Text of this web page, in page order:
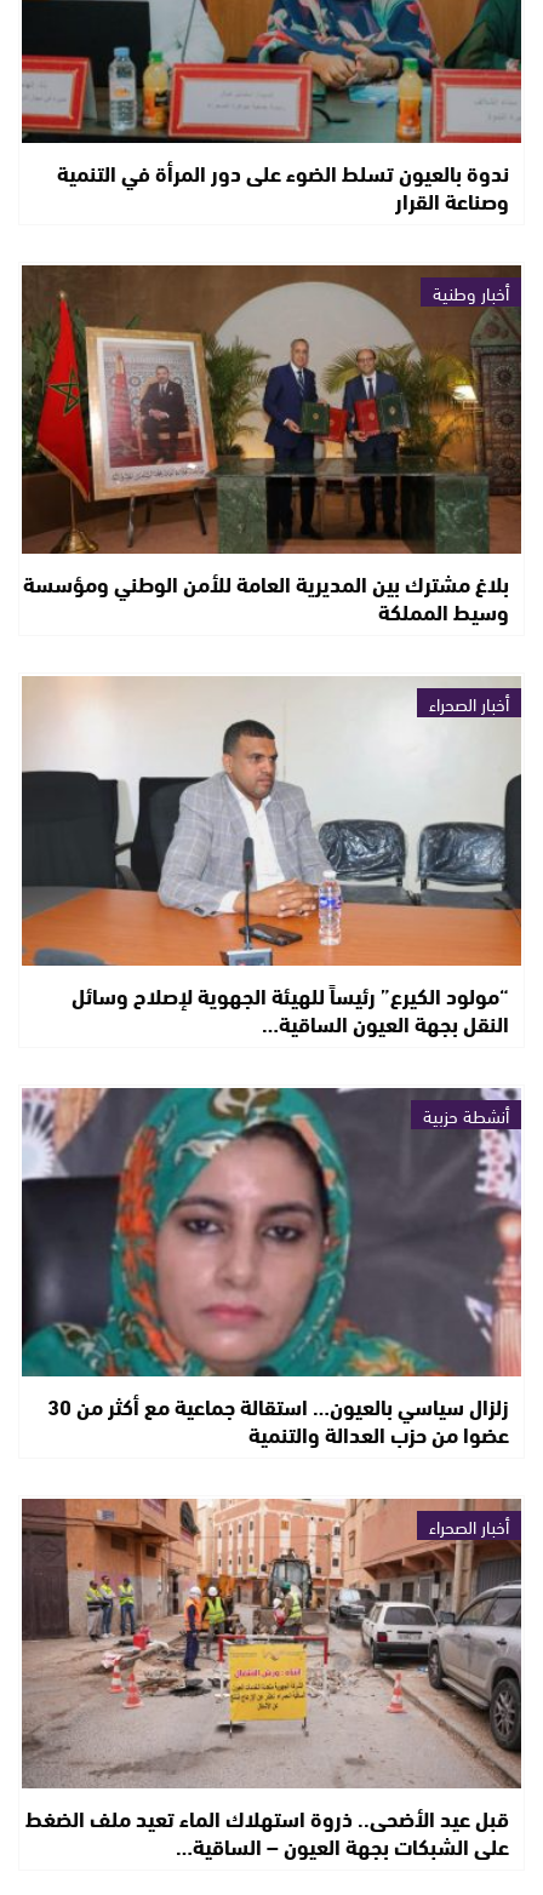
ندوة بالعيون تسلط الضوء على دور المرأة في التنمية
وصناعة القرار
أخبار وطنية
بلاغ مشترك بين المديرية العامة للأمن الوطني ومؤسسة
وسيط المملكة
أخبار الصحراء
“مولود الكيرع” رئيساً للهيئة الجهوية لإصلاح وسائل
النقل بجهة العيون الساقية…
أنشطة حزبية
زلزال سياسي بالعيون… استقالة جماعية مع أكثر من 30
عضوا من حزب العدالة والتنمية
أخبار الصحراء
قبل عيد الأضحى.. ذروة استهلاك الماء تعيد ملف الضغط
على الشبكات بجهة العيون – الساقية…